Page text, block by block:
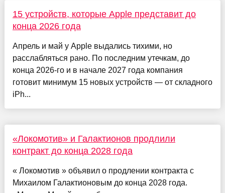
15 устройств, которые Apple представит до
конца 2026 года
Апрель и май у Apple выдались тихими, но
расслабляться рано. По последним утечкам, до
конца 2026-го и в начале 2027 года компания
готовит минимум 15 новых устройств — от складного
iPh...
«Локомотив» и Галактионов продлили
контракт до конца 2028 года
« Локомотив » объявил о продлении контракта с
Михаилом Галактионовым до конца 2028 года.